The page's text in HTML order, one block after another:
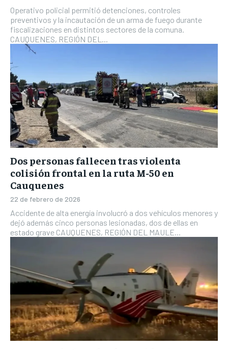
Operativo policial permitió detenciones, controles
preventivos y la incautación de un arma de fuego durante
fiscalizaciones en distintos sectores de la comuna.
CAUQUENES, REGIÓN DEL...
Dos personas fallecen tras violenta
colisión frontal en la ruta M-50 en
Cauquenes
22 de febrero de 2026
Accidente de alta energía involucró a dos vehículos menores y
dejó además cinco personas lesionadas, dos de ellas en
estado grave CAUQUENES, REGIÓN DEL MAULE...